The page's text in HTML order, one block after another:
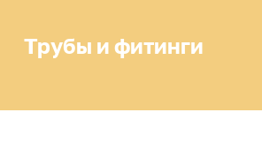
Трубы и фитинги